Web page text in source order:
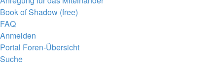
Book of Shadow (free)
FAQ
Anmelden
Portal Foren-Übersicht
Suche